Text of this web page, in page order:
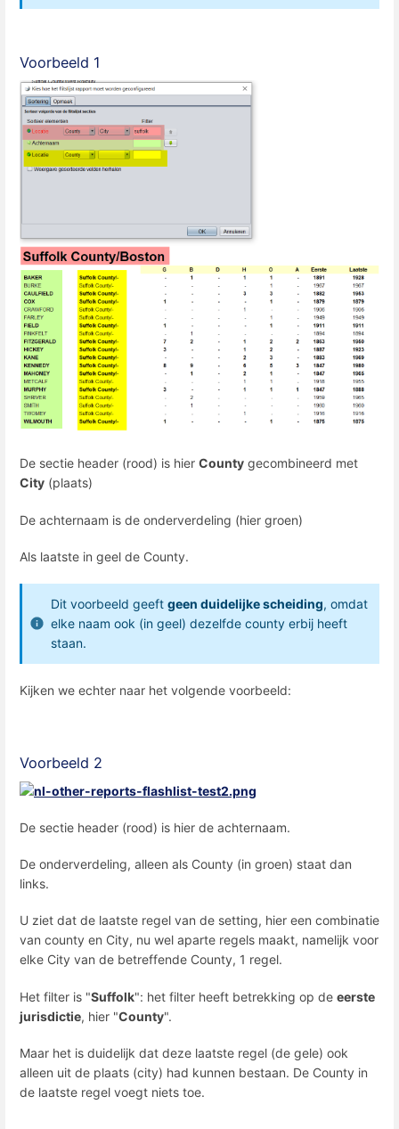
Voorbeeld 1
De sectie header (rood) is hier County gecombineerd met
City (plaats)
De achternaam is de onderverdeling (hier groen)
Als laatste in geel de County.
Dit voorbeeld geeft geen duidelijke scheiding, omdat
elke naam ook (in geel) dezelfde county erbij heeft
staan.
Kijken we echter naar het volgende voorbeeld:
Voorbeeld 2
De sectie header (rood) is hier de achternaam.
De onderverdeling, alleen als County (in groen) staat dan
links.
U ziet dat de laatste regel van de setting, hier een combinatie
van county en City, nu wel aparte regels maakt, namelijk voor
elke City van de betreffende County, 1 regel.
Het filter is "Suffolk": het filter heeft betrekking op de eerste
jurisdictie, hier "County".
Maar het is duidelijk dat deze laatste regel (de gele) ook
alleen uit de plaats (city) had kunnen bestaan. De County in
de laatste regel voegt niets toe.